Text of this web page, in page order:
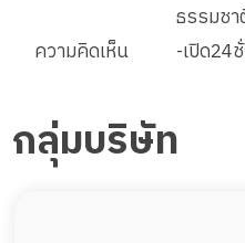
ธรรมช
ความคิดเห็น
-เปิด24
กลุ่มบริษัท